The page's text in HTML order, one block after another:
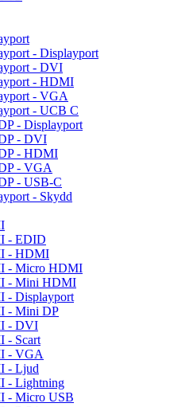
- Displayport
- DVI
- HDMI
- VGA
- UCB C
- Displayport
- DVI
- HDMI
- VGA
- USB-C
- Skydd
- EDID
- HDMI
- Micro HDMI
- Mini HDMI
- Displayport
- Mini DP
- DVI
- Scart
- VGA
- Ljud
- Lightning
- Micro USB